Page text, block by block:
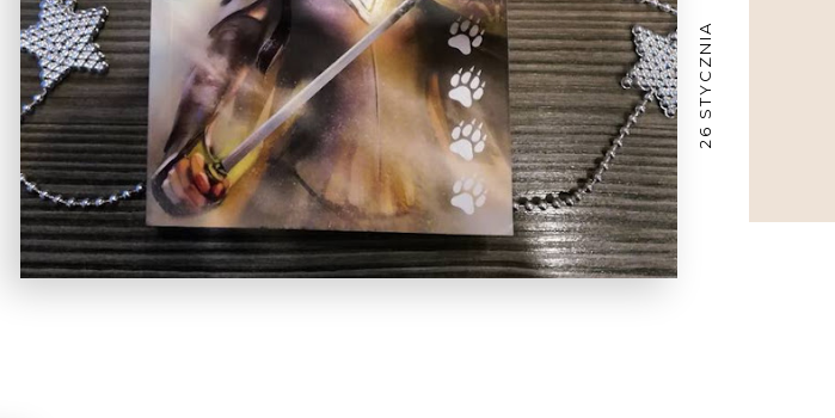
26 STYCZNIA